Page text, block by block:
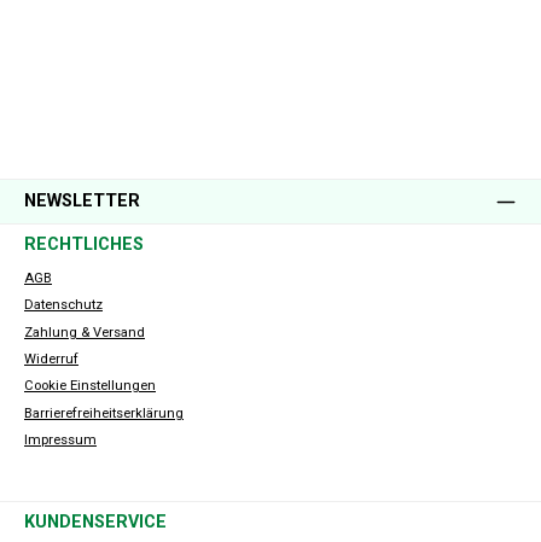
NEWSLETTER
RECHTLICHES
AGB
Datenschutz
Zahlung & Versand
Widerruf
Cookie Einstellungen
Barrierefreiheitserklärung
Impressum
KUNDENSERVICE